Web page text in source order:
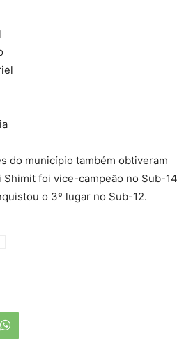
do município também obtiveram
Shimit foi vice-campeão no Sub-14
o 3º lugar no Sub-12.